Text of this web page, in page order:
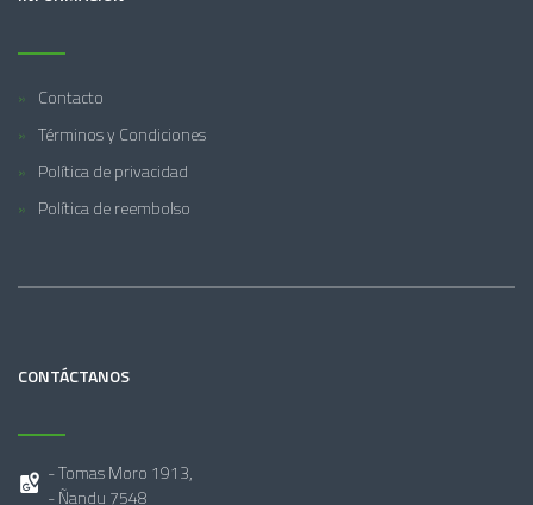
Contacto
Términos y Condiciones
Política de privacidad
Política de reembolso
CONTÁCTANOS
- Tomas Moro 1913,
- Ñandu 7548